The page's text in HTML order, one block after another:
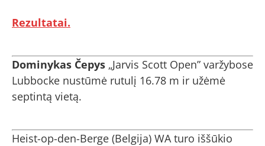
Rezultatai.
Dominykas Čepys „Jarvis Scott Open” varžybose
Lubbocke nustūmė rutulį 16.78 m ir užėmė
septintą vietą.
Heist-op-den-Berge (Belgija) WA turo iššūkio